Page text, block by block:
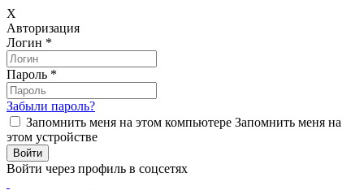
X
Авторизация
Логин *
Пароль *
Забыли пароль?
Запомнить меня на этом компьютере Запомнить меня на
этом устройстве
Войти через профиль в соцсетях